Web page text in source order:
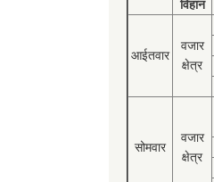
विहान
आईतवार
वजार
क्षेत्र
सोमवार
वजार
क्षेत्र